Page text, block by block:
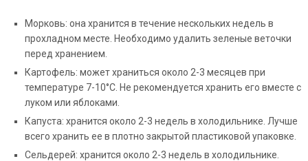
Морковь: она хранится в течение нескольких недель в
прохладном месте. Необходимо удалить зеленые веточки
перед хранением.
Картофель: может храниться около 2-3 месяцев при
температуре 7-10°C. Не рекомендуется хранить его вместе с
луком или яблоками.
Капуста: хранится около 2-3 недель в холодильнике. Лучше
всего хранить ее в плотно закрытой пластиковой упаковке.
Сельдерей: хранится около 2-3 недель в холодильнике.